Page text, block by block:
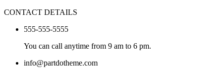
CONTACT DETAILS
555-555-5555
You can call anytime from 9 am to 6 pm.
info@partdotheme.com